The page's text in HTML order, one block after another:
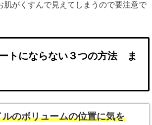
肌がくすんで見えてしまうので要注意で
トにならない３つの方法 ま
のボリュームの位置に気を